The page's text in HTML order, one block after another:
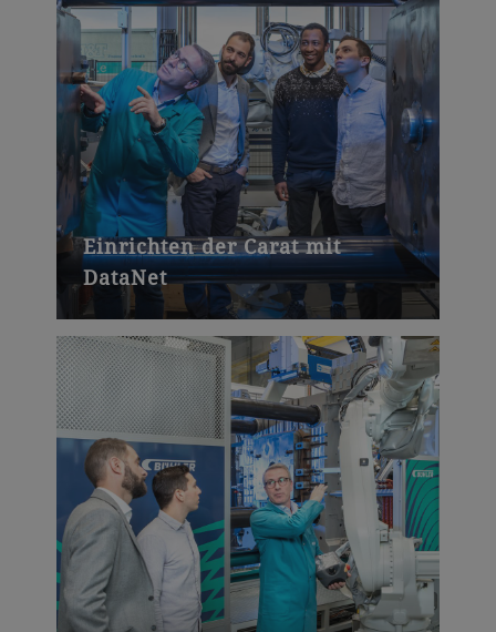
Einrichten der Carat mit
DataNet